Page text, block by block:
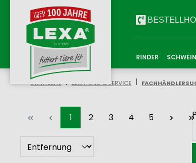
Hauptinhalt springen
Zur Suche springen
Zur Hauptnavigation springen
RINDER
STARTSEITE | BERATUNG & SERVICE |
Seite
1 Seite
2 Seite
3 Seite
4 Seite
5